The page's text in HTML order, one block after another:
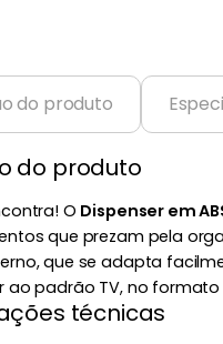
do produto
do produto
O Dispenser em
que prezam pela
que se adapta
ao padrão TV, no
técnicas